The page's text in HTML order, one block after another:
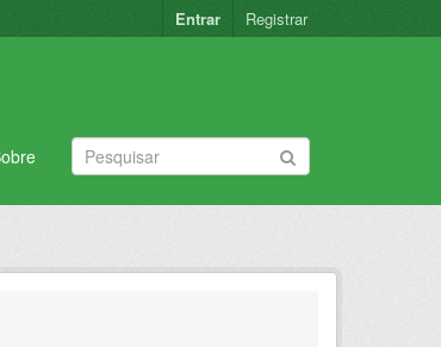
Entrar Registrar